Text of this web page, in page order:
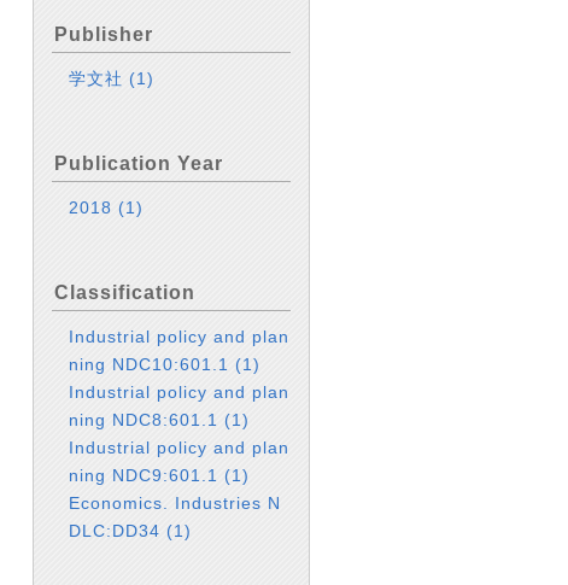
Publisher
学文社 (1)
Publication Year
2018(1)
Classification
Industrial policy and plan
ning NDC10:601.1 (1)
Industrial policy and plan
ning NDC8:601.1(1)
Industrial policy and plan
ning NDC9:601.1(1)
Economics. Industries N
DLC:DD34 (1)